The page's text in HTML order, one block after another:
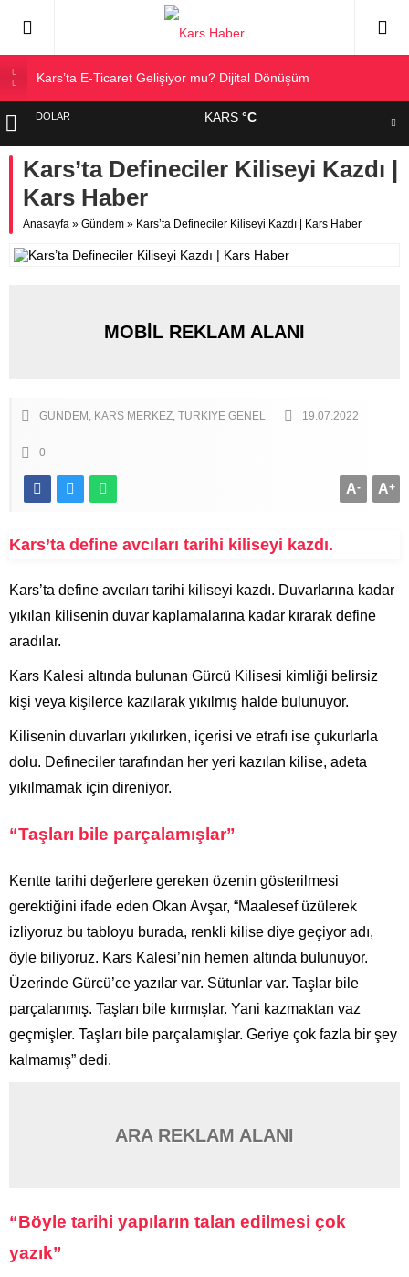
Kars’ta E-Ticaret Gelişiyor mu? Dijital Dönüşüm
Kars Halkı Yeni Parti Hakkında Ne Düşünüyor?
Sarıkamış’a Bağlı Köyler ve Yaygın Soyadları
Kağızman Köyleri ve En Çok Kullanılan Soyadları | Kars
Haber
DOLAR
EURO
ALTIN
BIST
KARS°C
Kars’ta Defineciler Kiliseyi Kazdı |
Kars Haber
Anasayfa » Gündem » Kars’ta Defineciler Kiliseyi Kazdı | Kars Haber
MOBİL REKLAM ALANI
GÜNDEM KARS MERKEZ TÜRKIYE GENEL 19.07.2022
0
A+
A-
Kars’ta define avcıları tarihi kiliseyi kazdı.
Kars’ta define avcıları tarihi kiliseyi kazdı. Duvarlarına kadar
yıkılan kilisenin duvar kaplamalarına kadar kırarak define
aradılar.
Kars Kalesi altında bulunan Gürcü Kilisesi kimliği belirsiz
kişi veya kişilerce kazılarak yıkılmış halde bulunuyor.
Kilisenin duvarları yıkılırken, içerisi ve etrafı ise çukurlarla
dolu. Defineciler tarafından her yeri kazılan kilise, adeta
yıkılmamak için direniyor.
“Taşları bile parçalamışlar”
Kentte tarihi değerlere gereken özenin gösterilmesi
gerektiğini ifade eden Okan Avşar, “Maalesef üzülerek
izliyoruz bu tabloyu burada, renkli kilise diye geçiyor adı,
öyle biliyoruz. Kars Kalesi’nin hemen altında bulunuyor.
Üzerinde Gürcü’ce yazılar var. Sütunlar var. Taşlar bile
parçalanmış. Taşları bile kırmışlar. Yani kazmaktan vaz
geçmişler. Taşları bile parçalamışlar. Geriye çok fazla bir şey
kalmamış” dedi.
ARA REKLAM ALANI
“Böyle tarihi yapıların talan edilmesi çok
yazık”